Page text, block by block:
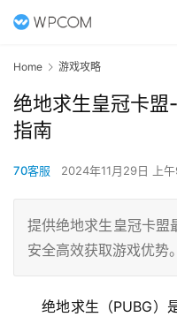
Home 游戏攻略
绝地求生皇冠卡
指南
70客服 2024年11月29日 上
提供绝地求生皇冠卡盟
安全高效获取游戏优势。
绝地求生（PUBG）